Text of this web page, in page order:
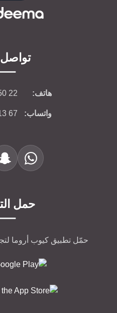
تواصل
هاتف: 22
واتساب: 67
حمل
حمّل تطبيق كيوب أروما